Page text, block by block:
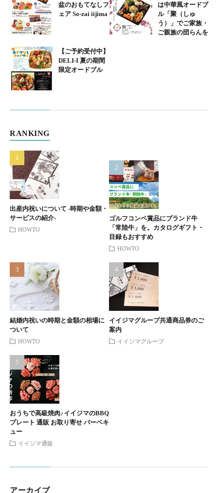
履
盆のおもてなしフ
ェア So-zai iijima
は中華風オードブ
ル「聚（しゅ
う）」でご家族・
ご親族の団らんを
【ご予約受付中】
DELI-I 夏の期間
限定オードブル
RANKING
出産内祝いについて -時期や金額・
サービスの紹介-
HOWTO
ゴルフコンペ賞品にブランド牛
「常陸牛」を。カタログギフト・
目録もおすすめ
HOWTO
結婚内祝いの時期と金額の相場に
ついて
HOWTO
イイジマグループ共通商品券のご
案内
イイジマグループ
おうちで高級焼肉♪イイジマのBBQ
プレート 通販 お取り寄せ バーベキ
ュー
イイジマ通販
アーカイブ